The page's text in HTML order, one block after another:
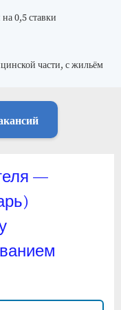
0,5 ставки
части, с жильём
—